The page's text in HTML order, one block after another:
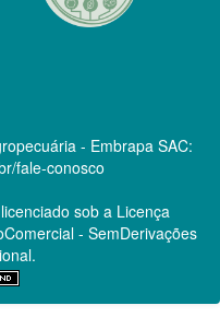
- Embrapa SAC:
fale-conosco
sob a Licença
- SemDerivações